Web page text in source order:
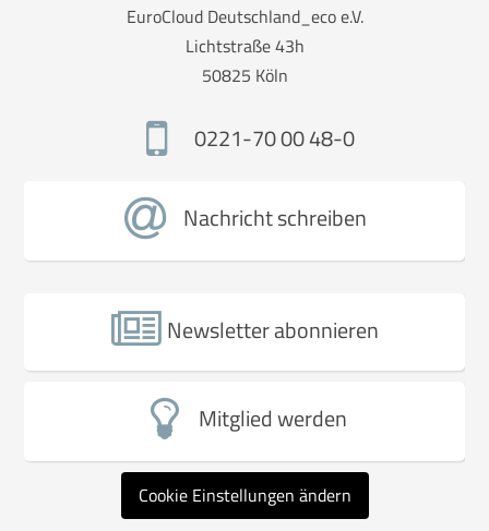
EuroCloud Deutschland_eco e.V.
Lichtstraße 43h
50825 Köln
0221-70 00 48-0
Nachricht schreiben
Newsletter abonnieren
Mitglied werden
Cookie Einstellungen ändern